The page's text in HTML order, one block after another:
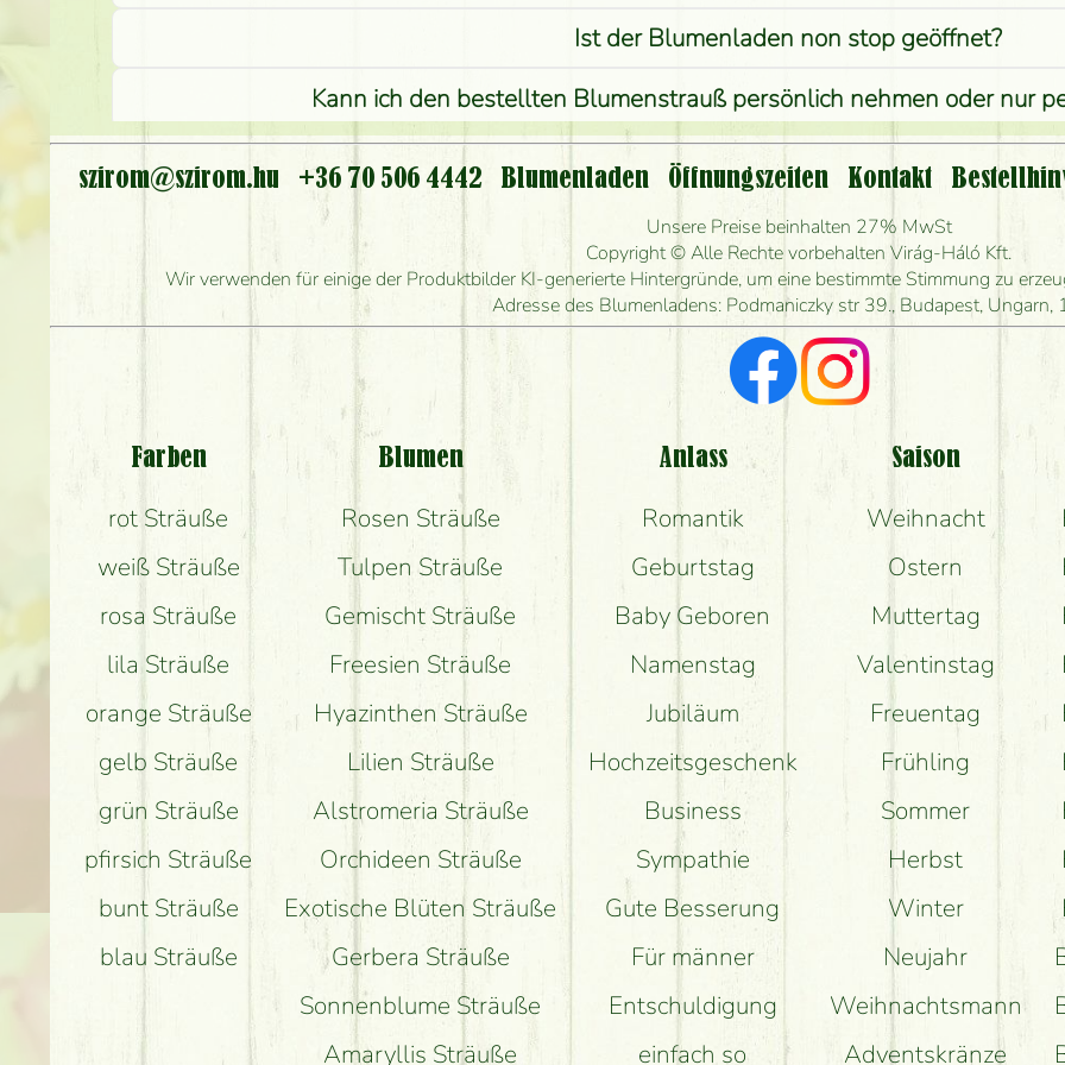
Ist der Blumenladen non stop geöffnet?
Kann ich den bestellten Blumenstrauß persönlich nehmen oder nur
Ist eine Bestellung für ländliche Gebiete möglich?
Wie lange kann ich heute Blumen mit Lieferung
Wie schnell können Sie den Blumenstrauß herstellen und wann können
Ich suche rote Rosen, hast du welche?
Welche Rückmeldungen bekomme ich zum
Bekomme ich wirklich, was auf dem Bild zu sehen
szirom@szirom.hu +36 70 506 4442 Blumenladen Öffnungszeiten Kontakt
Unsere Preise beinhalten 27% MwSt
Copyright © Alle Rechte vorbehalten Virág-Háló Kft.
Wir verwenden für einige der Produktbilder KI-generierte Hintergründe, um eine bestimmte Stimmung zu
Adresse des Blumenladens: Podmaniczky str 39., Budapest, Ungarn,
Farben
rot Sträuße
weiß Sträuße
rosa Sträuße
lila Sträuße
orange Sträuße
gelb Sträuße
grün Sträuße
pfirsich Sträuße
bunt Sträuße
blau Sträuße
Blumen
Rosen Sträuße
Tulpen Sträuße
Gemischt Sträuße
Freesien Sträuße
Hyazinthen Sträuße
Lilien Sträuße
Alstromeria Sträuße
Orchideen Sträuße
Exotische Blüten Sträuße
Gerbera Sträuße
Sonnenblume Sträuße
Amaryllis Sträuße
Anlass
Romantik
Geburtstag
Baby Geboren
Namenstag
Jubiläum
Hochzeitsgeschenk
Business
Sympathie
Gute Besserung
Für männer
Entschuldigung
einfach so
Saison
Weihnacht
Ostern
Muttertag
Valentinstag
Freuentag
Frühling
Sommer
Herbst
Winter
Neujahr
Weihnachtsmann
Adventskränze